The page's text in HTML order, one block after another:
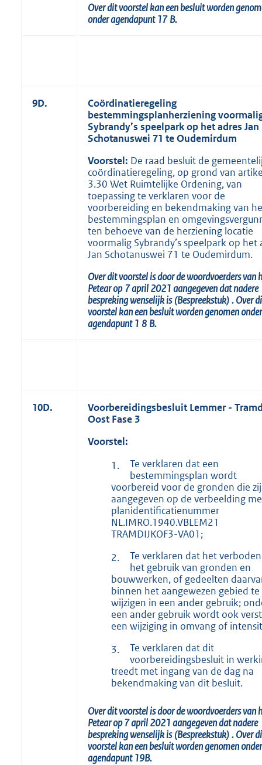
Over dit voorstel kan een besluit worden
onder agendapunt17 B.
9D.
Coördinatieregeling
bestemmingsplanherziening
Sybrandy’s speelpark op het adres Jan
Schotanuswei 71 te Oudemirdum
Voorstel: De raad besluit de
coördinatieregeling, op grond van
3.30 Wet Ruimtelijke Ordening, van
toepassing te verklaren voor de
voorbereiding en bekendmaking van
bestemmingsplan en
ten behoeve van de herziening locatie
voormalig Sybrandy’s speelpark op het
Jan Schotanuswei 71 te Oudemirdum.
Over dit voorstel is door de woordvoerders van
Petearop 7 april 2021 aangegeven dat nadere
bespreking wenselijk is (Bespreekstuk).Over
voorstel kan een besluit worden genomen onder
agendapunt1 8 B.
10D.
Voorbereidingsbesluit Lemmer -
Oost Fase 3
Voorstel:
1.
Te verklaren dat een
bestemmingsplan wordt
voorbereid voor de gronden die
aangegeven op de verbeelding
planidentificatienummer
NL.IMRO.1940.VBLEM21
TRAMDIJKOF3-VA01;
2.
Te verklaren dat het
het gebruik van gronden en
bouwwerken, of gedeelten
binnen het aangewezen gebied te
wijzigen in een ander gebruik;
een ander gebruik wordt ook
een wijziging in omvang of
3.
Te verklaren dat dit
voorbereidingsbesluit in
treedt met ingang van de dag na
bekendmaking van dit besluit.
Over dit voorstel is door de woordvoerders van
Petear op 7 april 2021 aangegeven dat nadere
bespreking wenselijk is (Bespreekstuk).Over
voorstel kan een besluit worden genomen onder
agendapunt 19B.